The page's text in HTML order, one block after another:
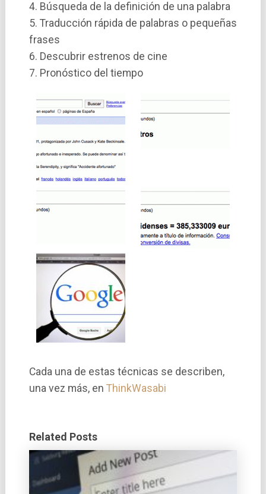
4. Búsqueda de la definición de una palabra
5. Traducción rápida de palabras o pequeñas
frases
6. Descubrir estrenos de cine
7. Pronóstico del tiempo
Cada una de estas técnicas se describen,
una vez más, en ThinkWasabi
Related Posts